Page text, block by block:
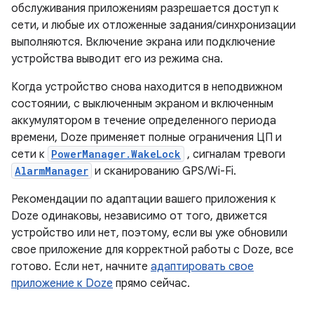
обслуживания приложениям разрешается доступ к
сети, и любые их отложенные задания/синхронизации
выполняются. Включение экрана или подключение
устройства выводит его из режима сна.
Когда устройство снова находится в неподвижном
состоянии, с выключенным экраном и включенным
аккумулятором в течение определенного периода
времени, Doze применяет полные ограничения ЦП и
сети к PowerManager.WakeLock , сигналам тревоги
AlarmManager и сканированию GPS/Wi-Fi.
Рекомендации по адаптации вашего приложения к
Doze одинаковы, независимо от того, движется
устройство или нет, поэтому, если вы уже обновили
свое приложение для корректной работы с Doze, все
готово. Если нет, начните адаптировать свое
приложение к Doze прямо сейчас.